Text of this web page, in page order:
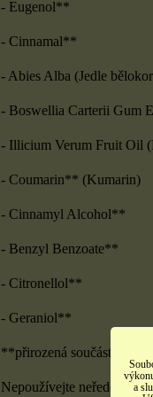
- Eugenol**
- Cinnamal**
- Abies Alba (Jedle
- Boswellia Carterii Gum
- Illicium Verum Fruit Oil
- Coumarin** (Kumarin)
- Cinnamyl Alcohol**
- Benzyl Benzoate**
- Citronellol**
- Geraniol**
**přirozená součást
Nepoužívejte neředěné a